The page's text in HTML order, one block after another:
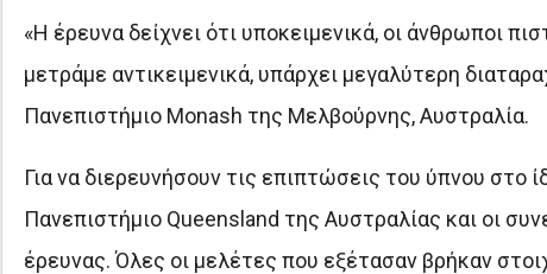
«Η έρευνα δείχνει ότι υποκειμενικά, οι άνθρωποι
μετράμε αντικειμενικά, υπάρχει μεγαλύτερη
Πανεπιστήμιο Monash της Μελβούρνης, Αυστραλία.
Για να διερευνήσουν τις επιπτώσεις του ύπνου στο
Πανεπιστήμιο Queensland της Αυστραλίας και οι
έρευνας. Όλες οι μελέτες που εξέτασαν βρήκαν